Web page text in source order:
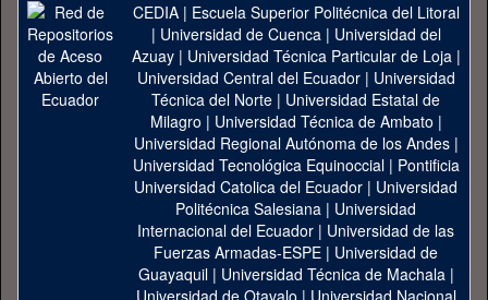
CEDIA| Escuela Superior Politécnica del Litoral
| Universidad de Cuenca| Universidad del
Azuay| Universidad Técnica Particular de Loja|
Universidad Central del Ecuador| Universidad
Técnica del Norte | Universidad Estatal de
Milagro | Universidad Técnica de Ambato |
Universidad Regional Autónoma de los Andes|
Universidad Tecnológica Equinoccial| Pontificia
Universidad Catolica del Ecuador | Universidad
Politécnica Salesiana | Universidad
Internacional del Ecuador | Universidad de las
Fuerzas Armadas-ESPE | Universidad de
Guayaquil| Universidad Técnica de Machala|
Universidad de Otavalo | Universidad Nacional